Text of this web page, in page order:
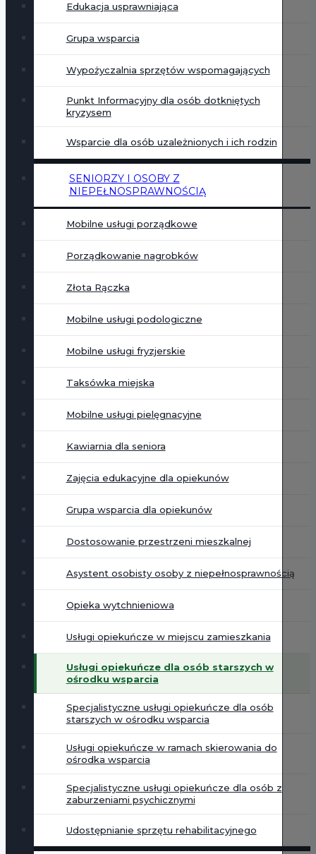
Edukacja usprawniająca
Grupa wsparcia
Wypożyczalnia sprzętów wspomagających
Punkt Informacyjny dla osób dotkniętych
kryzysem
Wsparcie dla osób uzależnionych i ich rodzin
SENIORZY I OSOBY Z
NIEPEŁNOSPRAWNOŚCIĄ
Mobilne usługi porządkowe
Porządkowanie nagrobków
Złota Rączka
Mobilne usługi podologiczne
Mobilne usługi fryzjerskie
Taksówka miejska
Mobilne usługi pielęgnacyjne
Kawiarnia dla seniora
Zajęcia edukacyjne dla opiekunów
Grupa wsparcia dla opiekunów
Dostosowanie przestrzeni mieszkalnej
Asystent osobisty osoby z niepełnosprawnością
Opieka wytchnieniowa
Usługi opiekuńcze w miejscu zamieszkania
Usługi opiekuńcze dla osób starszych w
ośrodku wsparcia
Specjalistyczne usługi opiekuńcze dla osób
starszych w ośrodku wsparcia
Usługi opiekuńcze w ramach skierowania do
ośrodka wsparcia
Specjalistyczne usługi opiekuńcze dla osób z
zaburzeniami psychicznymi
Udostępnianie sprzętu rehabilitacyjnego